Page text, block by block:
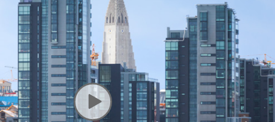
Asistencia
Documentación del
producto
Academia
Cohesity
Community
Français (France)
日本語 (Japan)
Português (Brazil)
한국어 (South Korea)